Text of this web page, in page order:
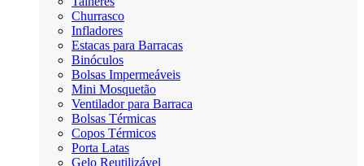
Churrasco
Infladores
Estacas para Barracas
Binóculos
Bolsas Impermeáveis
Mini Mosquetão
Ventilador para Barraca
Bolsas Térmicas
Copos Térmicos
Porta Latas
Gelo Reutilizável